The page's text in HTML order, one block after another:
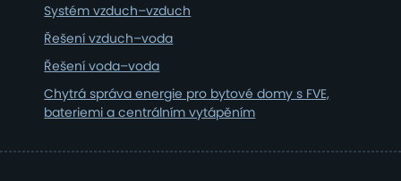
Systém vzduch–vzduch
Řešení vzduch–voda
Řešení voda–voda
Chytrá správa energie pro bytové domy s FVE,
bateriemi a centrálním vytápěním